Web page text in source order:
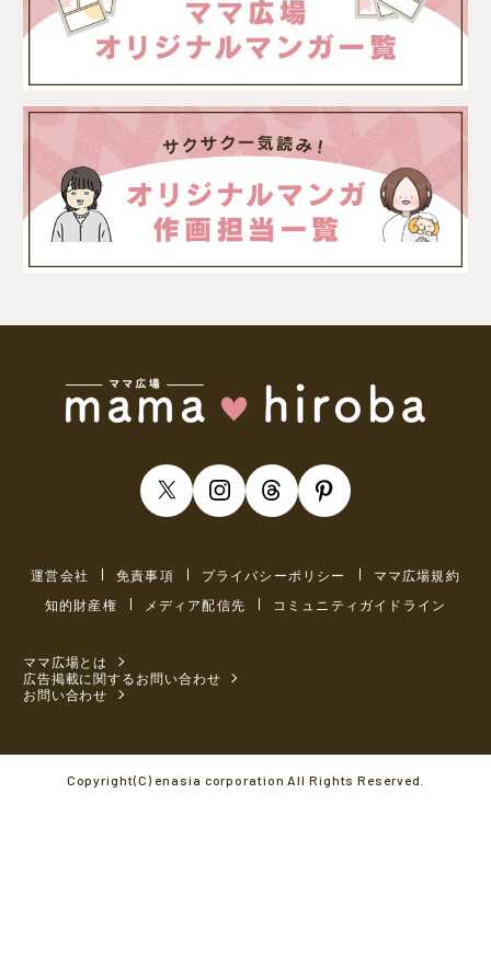
運営会社 免責事項 プライバシーポリシー
ママ広場規約
知的財産権
メディア配信先 コミュニティガイドライン
ママ広場とは
広告掲載に関するお問い合わせ
お問い合わせ
Copyright(C) enasia corporation All Rights Reserved.